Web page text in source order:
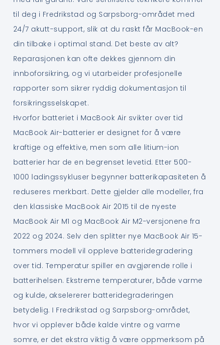
til deg i Fredrikstad og Sarpsborg-området med
24/7 akutt-support, slik at du raskt får MacBook-en
din tilbake i optimal stand. Det beste av alt?
Reparasjonen kan ofte dekkes gjennom din
innboforsikring, og vi utarbeider profesjonelle
rapporter som sikrer ryddig dokumentasjon til
forsikringsselskapet.
Hvorfor batteriet i MacBook Air svikter over tid
MacBook Air-batterier er designet for å være
kraftige og effektive, men som alle litium-ion
batterier har de en begrenset levetid. Etter 500-
1000 ladingssykluser begynner batterikapasiteten å
reduseres merkbart. Dette gjelder alle modeller, fra
den klassiske MacBook Air 2015 til de nyeste
MacBook Air M1 og MacBook Air M2-versjonene fra
2022 og 2024. Selv den splitter nye MacBook Air 15-
tommers modell vil oppleve batteridegradering
over tid. Temperatur spiller en avgjørende rolle i
batterihelsen. Ekstreme temperaturer, både varme
og kulde, akselererer batteridegraderingen
betydelig. I Fredrikstad og Sarpsborg-området,
hvor vi opplever både kalde vintre og varme
somre, er det ekstra viktig å være oppmerksom på